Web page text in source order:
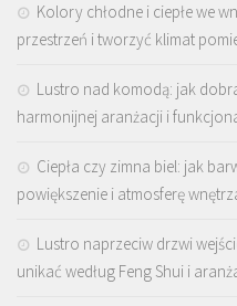
Kolory chłodne i ciepłe we
przestrzeń i tworzyć klimat
Lustro nad komodą: jak
harmonijnej aranżacji i
Ciepła czy zimna biel: jak
powiększenie i atmosferę
Lustro naprzeciw drzwi
unikać według Feng Shui i